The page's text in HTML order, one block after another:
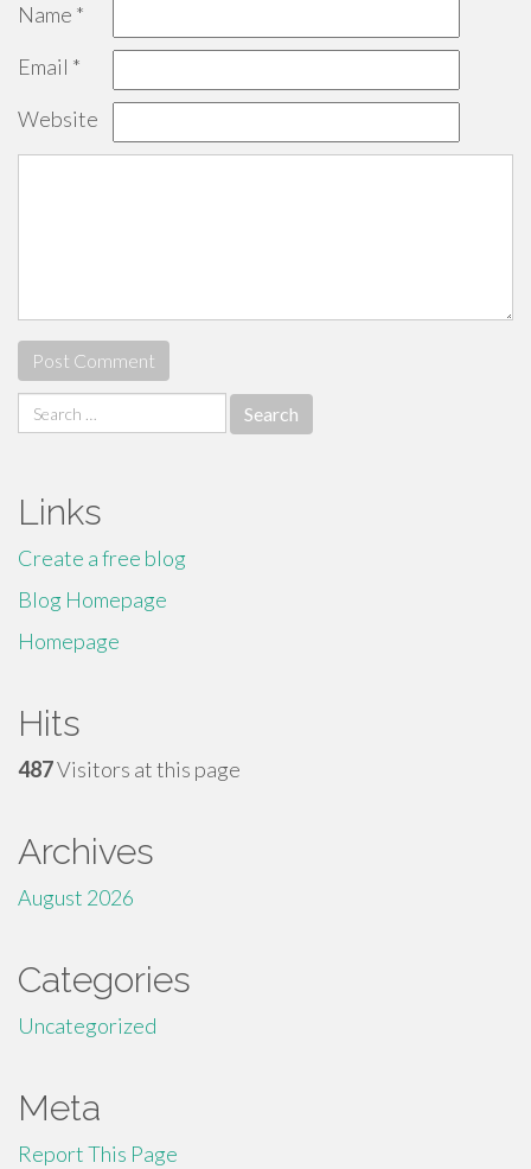
Name *
Email *
Website
Search
for:
Links
Create a free blog
Blog Homepage
Homepage
Hits
487Visitors at this page
Archives
August 2026
Categories
Uncategorized
Meta
Report This Page